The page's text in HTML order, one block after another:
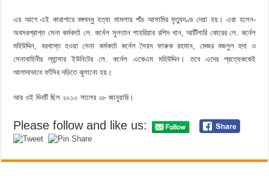
এর আগে এই কারাগারে বঙ্গবন্ধু হত্যা মামলায় পাঁচ আসামির মৃত্যুদণ্ড দেয়া হয়। এরা হলেন-
অবসরপ্রাপ্ত সেনা কর্মকর্তা লে. কর্নেল সুলতান শাহরিয়ার রশিদ খান, আর্টিলারি কোরের লে. কর্নেল
মহিউদ্দিন, বরখাস্ত হওয়া সেনা কর্মকর্তা কর্নেল সৈয়দ ফারুক রহমান, মেজর বজলুল হুদা ও
সেনাবাহিনীর ল্যান্সার ইউনিটের লে. কর্নেল একেএম মহিউদ্দিন। তবে এদের প্রত্যেককেই
আলাদাভাবে ফাঁসির দড়িতে ঝুলানো হয়।
আর ওই দিনটি ছিল ২০১০ সালের ২৮ জানুয়ারি।
Please follow and like us: